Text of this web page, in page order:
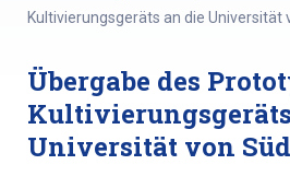
Kultivierungsgeräts an die Universität
Übergabe des
Universität von